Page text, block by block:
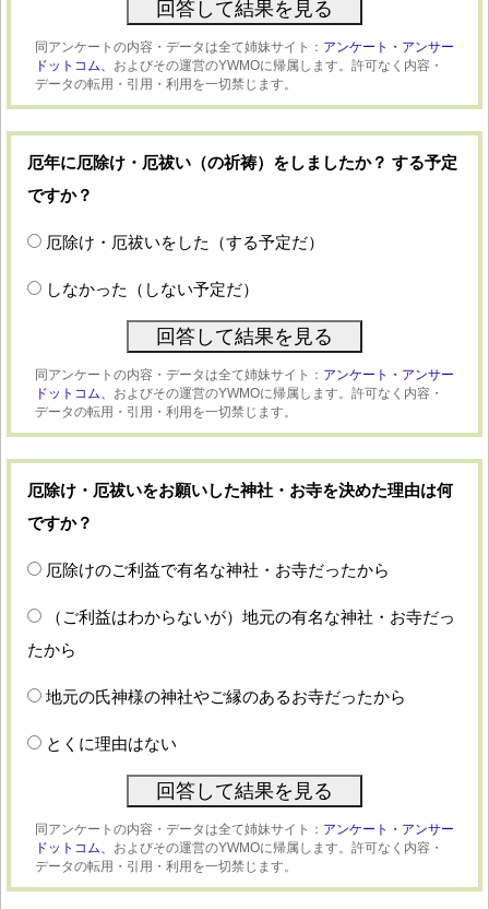
同アンケートの内容・データは全て姉妹サイト： アンケート・アンサー
ドットコム、 およびその運営のYWMOに帰属します。許可なく内容・
データの転用・引用・利用を一切禁じます。
厄年に厄除け・厄祓い（の祈祷）をしましたか？ する予定
ですか？
厄除け・厄祓いをした（する予定だ）
しなかった（しない予定だ）
同アンケートの内容・データは全て姉妹サイト： アンケート・アンサー
ドットコム、 およびその運営のYWMOに帰属します。許可なく内容・
データの転用・引用・利用を一切禁じます。
厄除け・厄祓いをお願いした神社・お寺を決めた理由は何
ですか？
厄除けのご利益で有名な神社・お寺だったから
（ご利益はわからないが）地元の有名な神社・お寺だっ
たから
地元の氏神様の神社やご縁のあるお寺だったから
とくに理由はない
同アンケートの内容・データは全て姉妹サイト： アンケート・アンサー
ドットコム、 およびその運営のYWMOに帰属します。許可なく内容・
データの転用・引用・利用を一切禁じます。